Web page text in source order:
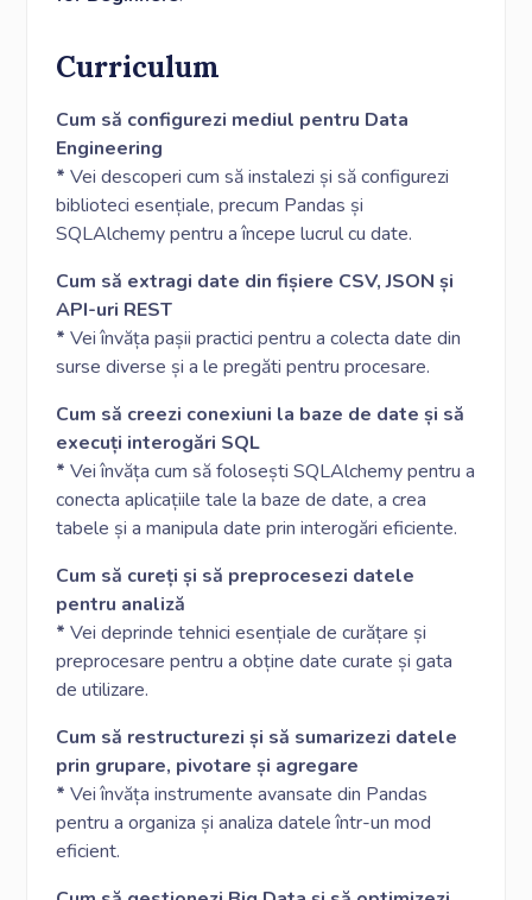
Curriculum
Cum să configurezi mediul pentru Data
Engineering
*Vei descoperi cum să instalezi și să configurezi
biblioteci esențiale, precum Pandas și
SQLAlchemy pentru a începe lucrul cu date.
Cum să extragi date din fișiere CSV, JSON și
API-uri REST
*Vei învăța pașii practici pentru a colecta date din
surse diverse și a le pregăti pentru procesare.
Cum să creezi conexiuni la baze de date și să
execuți interogări SQL
*Vei învăța cum să folosești SQLAlchemy pentru a
conecta aplicațiile tale la baze de date, a crea
tabele și a manipula date prin interogări eficiente.
Cum să cureți și să preprocesezi datele
pentru analiză
*Vei deprinde tehnici esențiale de curățare și
preprocesare pentru a obține date curate și gata
de utilizare.
Cum să restructurezi și să sumarizezi datele
prin grupare, pivotare și agregare
*Vei învăța instrumente avansate din Pandas
pentru a organiza și analiza datele într-un mod
eficient.